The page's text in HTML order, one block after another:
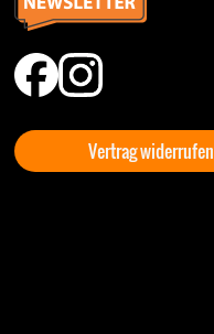
Vertrag widerrufen